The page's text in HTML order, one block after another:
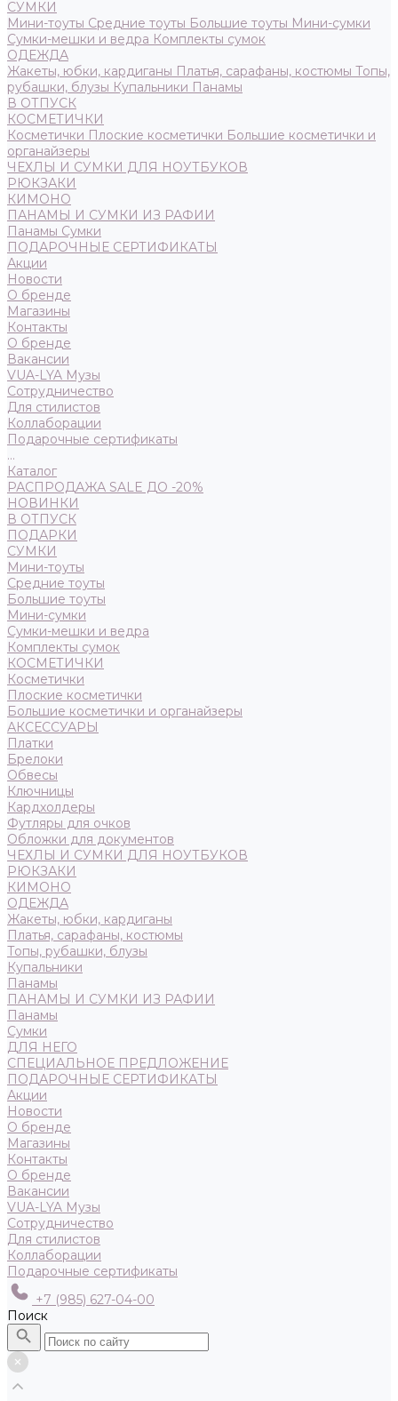
СУМКИ
Мини-тоуты Средние тоуты Большие тоуты Мини-сумки
Сумки-мешки и ведра Комплекты сумок
ОДЕЖДА
Жакеты, юбки, кардиганы Платья, сарафаны, костюмы Топы,
рубашки, блузы Купальники Панамы
В ОТПУСК
КОСМЕТИЧКИ
Косметички Плоские косметички Большие косметички и
органайзеры
ЧЕХЛЫ И СУМКИ ДЛЯ НОУТБУКОВ
РЮКЗАКИ
КИМОНО
ПАНАМЫ И СУМКИ ИЗ РАФИИ
Панамы Сумки
ПОДАРОЧНЫЕ СЕРТИФИКАТЫ
Акции
Новости
О бренде
Магазины
Контакты
О бренде
Вакансии
VUA-LYA Музы
Сотрудничество
Для стилистов
Коллаборации
Подарочные сертификаты
...
Каталог
РАСПРОДАЖА SALE ДО -20%
НОВИНКИ
В ОТПУСК
ПОДАРКИ
СУМКИ
Мини-тоуты
Средние тоуты
Большие тоуты
Мини-сумки
Сумки-мешки и ведра
Комплекты сумок
КОСМЕТИЧКИ
Косметички
Плоские косметички
Большие косметички и органайзеры
АКСЕССУАРЫ
Платки
Брелоки
Обвесы
Ключницы
Кардхолдеры
Футляры для очков
Обложки для документов
ЧЕХЛЫ И СУМКИ ДЛЯ НОУТБУКОВ
РЮКЗАКИ
КИМОНО
ОДЕЖДА
Жакеты, юбки, кардиганы
Платья, сарафаны, костюмы
Топы, рубашки, блузы
Купальники
Панамы
ПАНАМЫ И СУМКИ ИЗ РАФИИ
Панамы
Сумки
ДЛЯ НЕГО
СПЕЦИАЛЬНОЕ ПРЕДЛОЖЕНИЕ
ПОДАРОЧНЫЕ СЕРТИФИКАТЫ
Акции
Новости
О бренде
Магазины
Контакты
О бренде
Вакансии
VUA-LYA Музы
Сотрудничество
Для стилистов
Коллаборации
Подарочные сертификаты
+7 (985) 627-04-00
Поиск